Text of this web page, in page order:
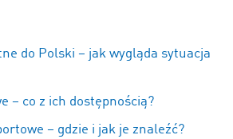
do Polski – jak wygląda sytuacja
– co z ich dostępnością?
– gdzie i jak je znaleźć?